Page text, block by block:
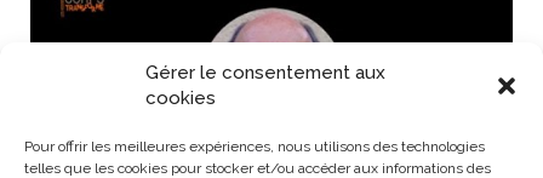
Gérer le consentement aux
cookies
Pour offrir les meilleures expériences, nous utilisons des technologies
telles que les cookies pour stocker et/ou accéder aux informations des